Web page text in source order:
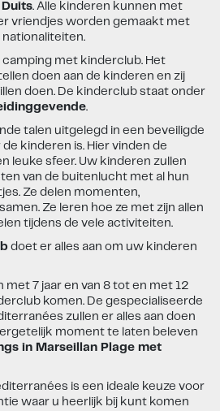
Duits. Alle kinderen kunnen met
vriendjes worden gemaakt met
camping met kinderclub. Het
doen aan de kinderen en zij
doen. De kinderclub staat onder
.
talen uitgelegd in een beveiligde
kinderen is. Hier vinden de
leuke sfeer. Uw kinderen zullen
van de buitenlucht met al hun
Ze delen momenten,
Ze leren hoe ze met zijn allen
tijdens de vele activiteiten.
doet er alles aan om uw kinderen
met 7 jaar en van 8 tot en met 12
komen. De gespecialiseerde
zullen er alles aan doen
moment te laten beleven
in Marseillan Plage met
is een ideale keuze voor
waar u heerlijk bij kunt komen